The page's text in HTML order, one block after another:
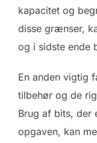
kapacitet og
disse grænser,
og i sidste ende
En anden vigtig
tilbehør og de
Brug af bits, der
opgaven, kan